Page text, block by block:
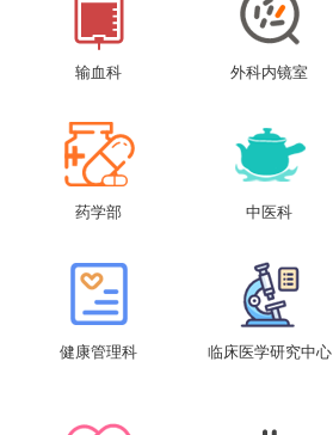
输血科 外科内镜室
药学部 中医科
健康管理科 临床医学研究中心